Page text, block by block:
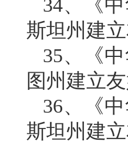
34、《
斯坦州建
35、《
图州建立
36、《
斯坦州建